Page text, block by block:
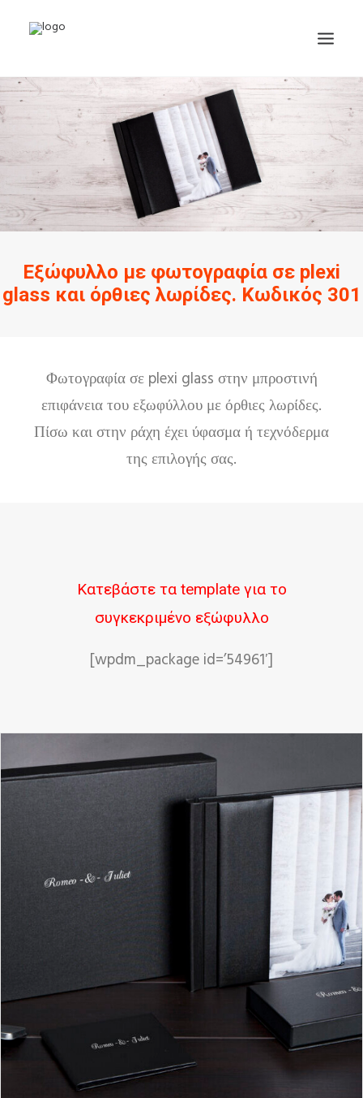
Εξώφυλλο με φωτογραφία σε plexi
glass και όρθιες λωρίδες. Κωδικός 301
Φωτογραφία σε plexi glass στην μπροστινή
επιφάνεια του εξωφύλλου με όρθιες λωρίδες.
Πίσω και στην ράχη έχει ύφασμα ή τεχνόδερμα
της επιλογής σας.
Κατεβάστε τα template για το
συγκεκριμένο εξώφυλλο
[wpdm_package id=’54961′]